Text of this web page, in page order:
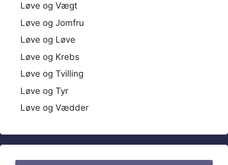
Løve og Vægt
Løve og Jomfru
Løve og Løve
Løve og Krebs
Løve og Tvilling
Løve og Tyr
Løve og Vædder